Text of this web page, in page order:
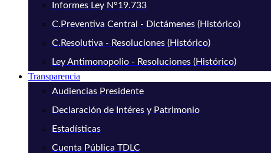
Informes Ley N°19.733
C.Preventiva Central - Dictámenes (Histórico)
C.Resolutiva - Resoluciones (Histórico)
Ley Antimonopolio - Resoluciones (Histórico)
Transparencia
Audiencias Presidente
Declaración de Intéres y Patrimonio
Estadísticas
Cuenta Pública TDLC